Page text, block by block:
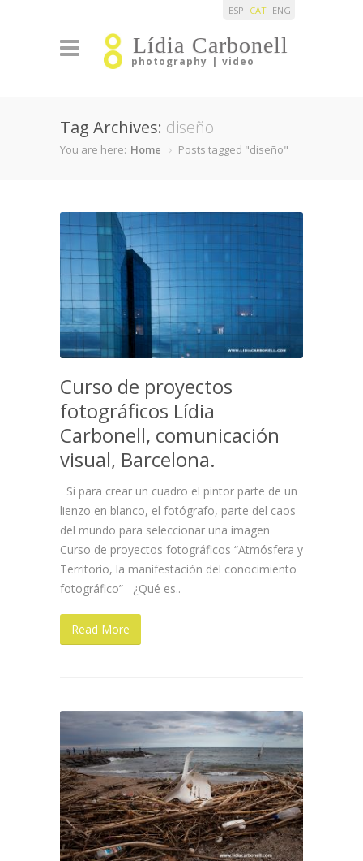
Lídia Carbonell
photography | video
ESP CAT ENG
Tag Archives: diseño
You are here: Home Posts tagged "diseño"
Curso de proyectos
fotográficos Lídia
Carbonell, comunicación
visual, Barcelona.
Si para crear un cuadro el pintor parte de un
lienzo en blanco, el fotógrafo, parte del caos
del mundo para seleccionar una imagen
Curso de proyectos fotográficos “Atmósfera y
Territorio, la manifestación del conocimiento
fotográfico” ¿Qué es..
Read More